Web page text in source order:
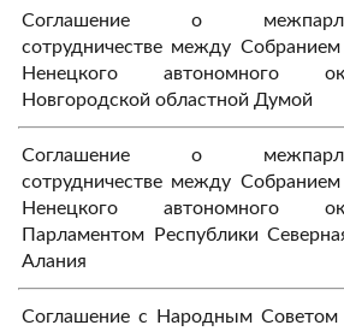
Соглашение о
сотрудничестве между Собранием
Ненецкого автономного
Новгородской областной Думой
Соглашение о
сотрудничестве между Собранием
Ненецкого автономного
Парламентом Республики
Алания
Соглашение с Народным Советом